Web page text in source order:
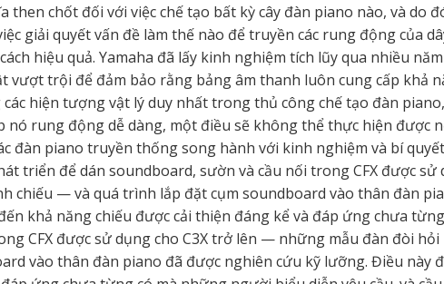
then chốt đối với việc chế tạo bất kỳ cây đàn piano nào, và do
giải quyết vấn đề làm thế nào để truyền các rung động của
hiệu quả. Yamaha đã lấy kinh nghiệm tích lũy qua nhiều
vượt trội để đảm bảo rằng bảng âm thanh luôn cung cấp khả
hiện tượng vật lý duy nhất trong thủ công chế tạo đàn
nó rung động dễ dàng, một điều sẽ không thể thực hiện được
đàn piano truyền thống song hành với kinh nghiệm và bí
triển để dán soundboard, sườn và cầu nối trong CFX được sử
chiếu — và quá trình lắp đặt cụm soundboard vào thân đàn
khả năng chiếu được cải thiện đáng kể và đáp ứng chưa
CFX được sử dụng cho C3X trở lên — những mẫu đàn đòi
vào thân đàn piano đã được nghiên cứu kỹ lưỡng. Điều này